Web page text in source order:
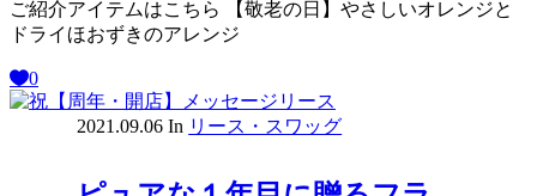
ご紹介アイテムはこちら 【敬老の日】やさしいオレンジと
ドライほおずきのアレンジ
0
2021.09.06 In リース・スワッグ